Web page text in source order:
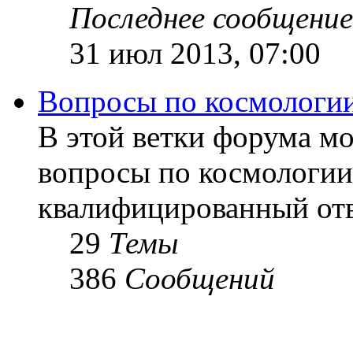
Последнее сообщение
31 июл 2013, 07:00
Вопросы по
В этой ветки форума
вопросы по
квалифицированный
29 Темы
386 Сообщений